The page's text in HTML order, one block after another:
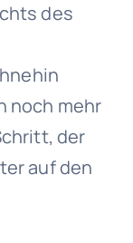
des
noch mehr
der
auf den